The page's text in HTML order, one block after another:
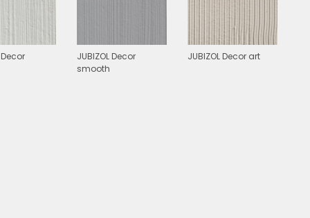
Decor
JUBIZOL Decor
smooth
JUBIZOL Decor art